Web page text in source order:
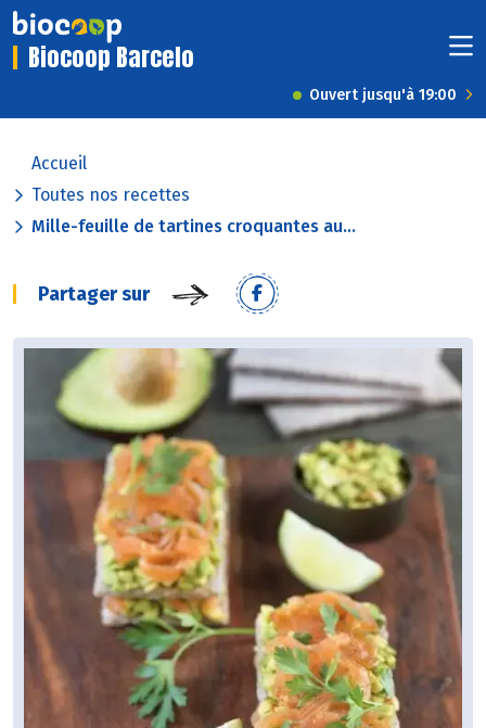
Biocoop Barcelo
Ouvert jusqu'à 19:00
Accueil
Toutes nos recettes
Mille-feuille de tartines croquantes au...
Partager sur